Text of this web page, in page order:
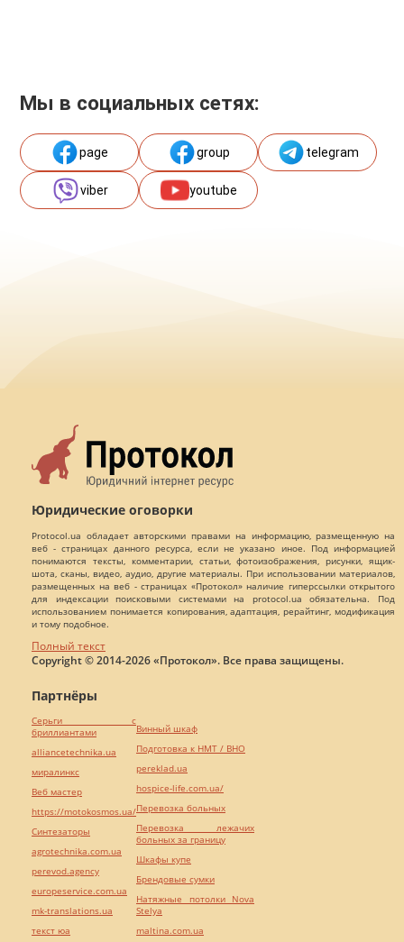
Мы в социальных сетях:
page group telegram
viber youtube
Юридические оговорки
Protocol.ua обладает авторскими правами на информацию, размещенную на
веб - страницах данного ресурса, если не указано иное. Под информацией
понимаются тексты, комментарии, статьи, фотоизображения, рисунки, ящик-
шота, сканы, видео, аудио, другие материалы. При использовании материалов,
размещенных на веб - страницах «Протокол» наличие гиперссылки открытого
для индексации поисковыми системами на protocol.ua обязательна. Под
использованием понимается копирования, адаптация, рерайтинг, модификация
и тому подобное.
Полный текст
Copyright © 2014-2026 «Протокол». Все права защищены.
Партнёры
Серьги с
бриллиантами
alliancetechnika.ua
миралинкс
Веб мастер
https://motokosmos.ua/
Синтезаторы
agrotechnika.com.ua
perevod.agency
europeservice.com.ua
mk-translations.ua
текст юа
Винный шкаф
Подготовка к НМТ / ВНО
pereklad.ua
hospice-life.com.ua/
Перевозка больных
Перевозка лежачих
больных за границу
Шкафы купе
Брендовые сумки
Натяжные потолки Nova
Stelya
maltina.com.ua